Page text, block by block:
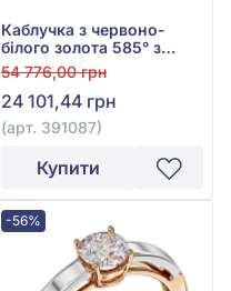
Каблучка з червоно-
білого золота 585° з
фіанітом, арт. 391087
54 776,00 грн
24 101,44 грн
(арт. 391087)
Купити
-56%